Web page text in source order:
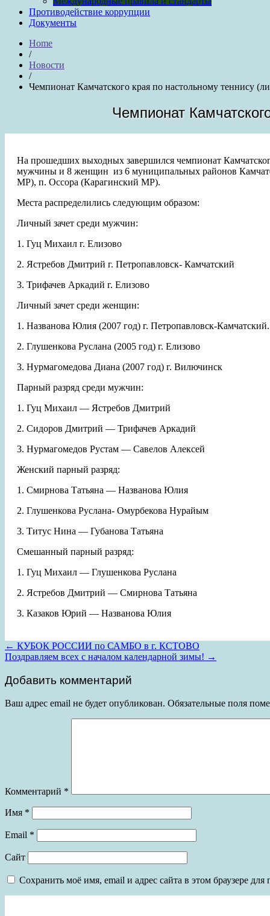
Противодействие коррупции
Документы
Home
/
Новости
/
Чемпионат Камчатского края по настольному теннису
Чемпионат
На прошедших выходных завершился чемпионат
мужчины и 8 женщин из 6 муниципальных районов
МР), п. Оссора (Карагинский МР).
Места распределились следующим образом:
Личный зачет среди мужчин:
1. Гуц Михаил г. Елизово
2. Ястребов Дмитрий г. Петропавловск- Камчатский
3. Трифачев Аркадий г. Елизово
Личный зачет среди женщин:
1. Названова Юлия (2007 год) г. Петропавловск-
2. Глушенкова Руслана (2005 год) г. Елизово
3. Нурмагомедова Диана (2007 год) г. Вилючинск
Парный разряд среди мужчин:
1. Гуц Михаил — Ястребов Дмитрий
2. Сидоров Дмитрий — Трифачев Аркадий
3. Нурмагомедов Рустам — Савелов Алексей
Женский парный разряд:
1. Смирнова Татьяна — Названова Юлия
2. Глушенкова Руслана- Омурбекова Нурайым
3. Титус Нина — Губанова Татьяна
Смешанный парный разряд:
1. Гуц Михаил — Глушенкова Руслана
2. Ястребов Дмитрий — Смирнова Татьяна
3. Казаков Юрий — Названова Юлия
Post
navigation
← КУБОК РОССИИ по САМБО в г. КСТОВО
Поздравляем всех с началом календарной зимы! →
Добавить комментарий
Ваш адрес email не будет опубликован. Обязательные поля
Комментарий *
Имя *
Email *
Сайт
Сохранить моё имя, email и адрес сайта в этом браузере